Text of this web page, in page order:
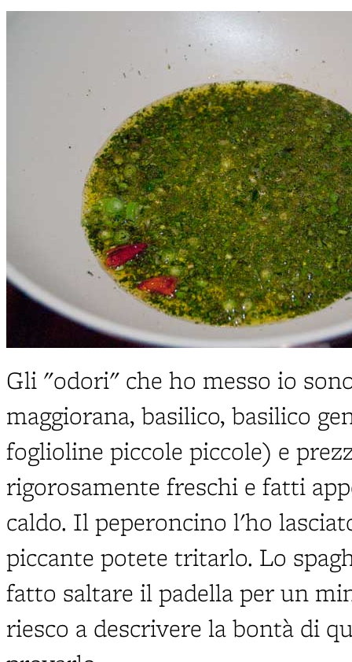
Gli "odori" che ho messo io
maggiorana, basilico, basilico
foglioline piccole piccole) e
rigorosamente freschi e fatti
caldo. Il peperoncino l'ho
piccante potete tritarlo. Lo
fatto saltare il padella per un
riesco a descrivere la bontà di